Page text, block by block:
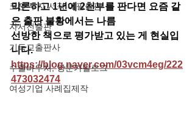
코인 투자 서적 대필출판
자서전출판
기독교출판사
수출바우처, 영문카탈로그
여성기업 사례집제작
막론하고 1년에 2천부를 판다면 요즘 같
은 출판 불황에서는 나름
선방한 책으로 평가받고 있는 게 현실입
니다.
https://blog.naver.com/03vcm4eg/222
473032474